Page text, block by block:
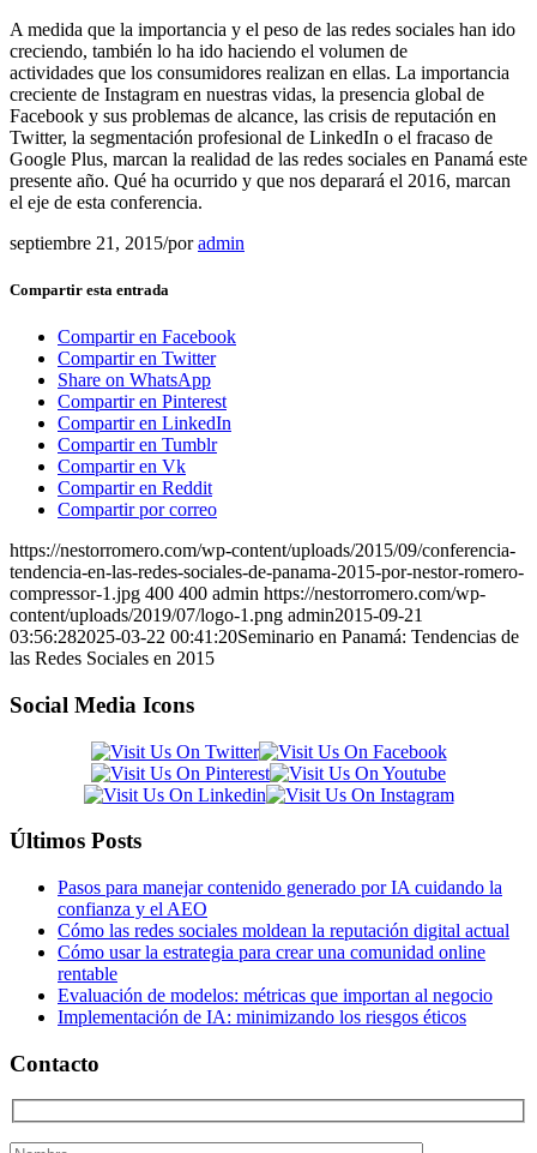
A medida que la importancia y el peso de las redes sociales han ido
creciendo, también lo ha ido haciendo el volumen de
actividades que los consumidores realizan en ellas. La importancia
creciente de Instagram en nuestras vidas, la presencia global de
Facebook y sus problemas de alcance, las crisis de reputación en
Twitter, la segmentación profesional de LinkedIn o el fracaso de
Google Plus, marcan la realidad de las redes sociales en Panamá este
presente año. Qué ha ocurrido y que nos deparará el 2016, marcan
el eje de esta conferencia.
septiembre 21, 2015/poradmin
Compartir esta entrada
Compartir en Facebook
Compartir en Twitter
Share on WhatsApp
Compartir en Pinterest
Compartir en LinkedIn
Compartir en Tumblr
Compartir en Vk
Compartir en Reddit
Compartir por correo
https://nestorromero.com/wp-content/uploads/2015/09/conferencia-
tendencia-en-las-redes-sociales-de-panama-2015-por-nestor-romero-
compressor-1.jpg 400 400 admin https://nestorromero.com/wp-
content/uploads/2019/07/logo-1.png admin2015-09-21
03:56:282025-03-22 00:41:20Seminario en Panamá: Tendencias de
las Redes Sociales en 2015
Social Media Icons
Últimos Posts
Pasos para manejar contenido generado por IA cuidando la
confianza y el AEO
Cómo las redes sociales moldean la reputación digital actual
Cómo usar la estrategia para crear una comunidad online
rentable
Evaluación de modelos: métricas que importan al negocio
Implementación de IA: minimizando los riesgos éticos
Contacto